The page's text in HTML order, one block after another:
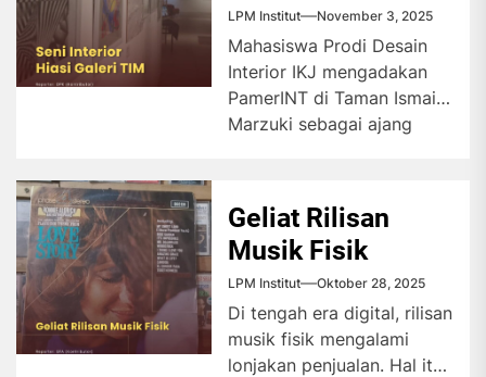
LPM Institut November 3, 2025
Mahasiswa Prodi Desain
Interior IKJ mengadakan
PamerINT di Taman Ismail
Marzuki sebagai ajang
Geliat Rilisan
Musik Fisik
LPM Institut Oktober 28, 2025
Di tengah era digital, rilisan
musik fisik mengalami
lonjakan penjualan. Hal itu